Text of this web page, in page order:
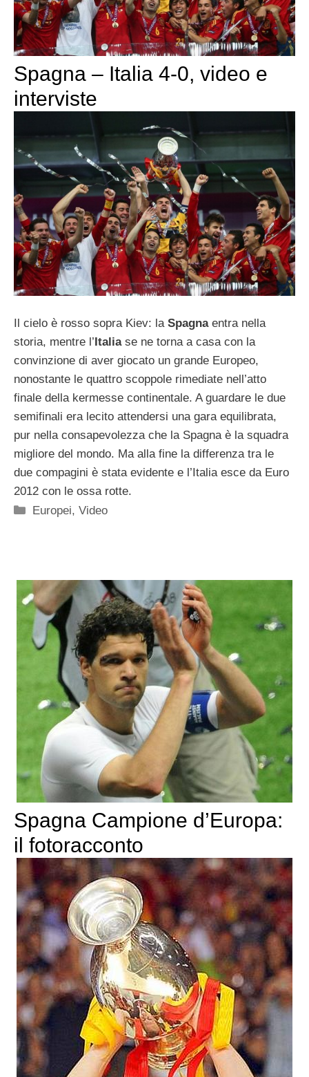
Spagna – Italia 4-0, video e
interviste
Il cielo è rosso sopra Kiev: la Spagnaentra nella
storia, mentre l’Italiase ne torna a casa con la
convinzione di aver giocato un grande Europeo,
nonostante le quattro scoppole rimediate nell’atto
finale della kermesse continentale. A guardare le due
semifinali era lecito attendersi una gara equilibrata,
pur nella consapevolezza che la Spagna è la squadra
migliore del mondo. Ma alla fine la differenza tra le
due compagini è stata evidente e l’Italia esce da Euro
2012 con le ossa rotte.
Categorie
Europei,Video
Spagna Campione d’Europa:
il fotoracconto